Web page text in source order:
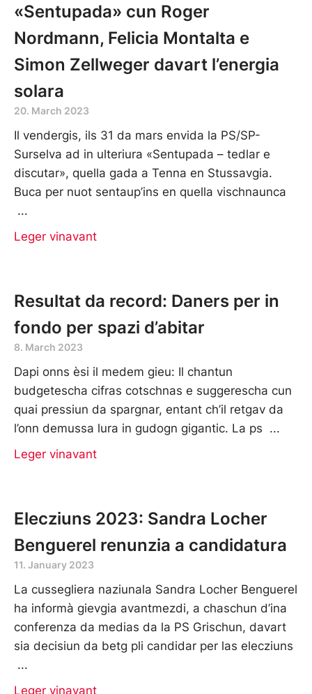
«Sentupada» cun Roger
Nordmann, Felicia Montalta e
Simon Zellweger davart l’energia
solara
20. March 2023
Il vendergis, ils 31 da mars envida la PS/SP-
Surselva ad in ulteriura «Sentupada – tedlar e
discutar», quella gada a Tenna en Stussavgia.
Buca per nuot sentaup’ins en quella vischnaunca
Leger vinavant
Resultat da record: Daners per in
fondo per spazi d’abitar
8. March 2023
Dapi onns èsi il medem gieu: Il chantun
budgetescha cifras cotschnas e suggerescha cun
quai pressiun da spargnar, entant ch’il retgav da
l’onn demussa lura in gudogn gigantic. La ps
Leger vinavant
Elecziuns 2023: Sandra Locher
Benguerel renunzia a candidatura
11. January 2023
La cussegliera naziunala Sandra Locher Benguerel
ha informà gievgia avantmezdi, a chaschun d’ina
conferenza da medias da la PS Grischun, davart
sia decisiun da betg pli candidar per las elecziuns
Leger vinavant